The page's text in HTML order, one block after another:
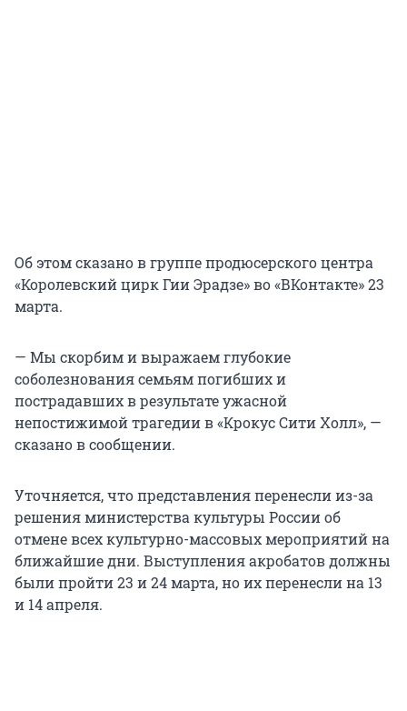
Об этом сказано в группе продюсерского центра
«Королевский цирк Гии Эрадзе» во «ВКонтакте» 23
марта.
— Мы скорбим и выражаем глубокие
соболезнования семьям погибших и
пострадавших в результате ужасной
непостижимой трагедии в «Крокус Сити Холл», —
сказано в сообщении.
Уточняется, что представления перенесли из-за
решения министерства культуры России об
отмене всех культурно-массовых мероприятий на
ближайшие дни. Выступления акробатов должны
были пройти 23 и 24 марта, но их перенесли на 13
и 14 апреля.